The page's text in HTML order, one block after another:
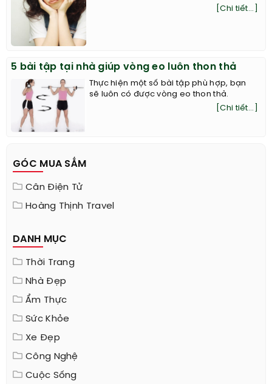
[Chi tiết...]
5 bài tập tại nhà giúp vòng eo luôn thon thả
Thực hiện một số bài tập phù hợp, bạn
sẽ luôn có được vòng eo thon thả.
[Chi tiết...]
GÓC MUA SẮM
Cân Điện Tử
Hoàng Thịnh Travel
DANH MỤC
Thời Trang
Nhà Đẹp
Ẩm Thực
Sức Khỏe
Xe Đẹp
Công Nghệ
Cuộc Sống